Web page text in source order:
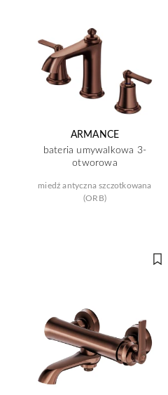
ARMANCE
bateria umywalkowa 3-
otworowa
miedź antyczna szczotkowana
(ORB)